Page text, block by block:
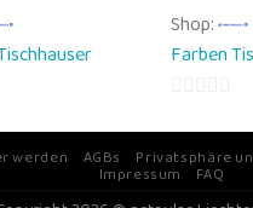
Shop:
Farben
5
werden AGBs Privatsphäre
Impressum FAQ